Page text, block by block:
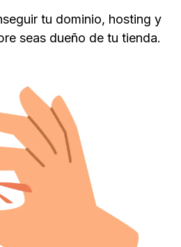
tu dominio, hosting y
seas dueño de tu tienda.